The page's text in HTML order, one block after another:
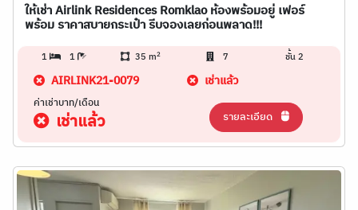
ให้เช่า Airlink Residences Romklao ห้องพร้อมอยู่ เฟอร์
พร้อม ราคาสบายกระเป๋า รีบจองเลยก่อนพลาด!!!
1 1 35 m2 7 ชั้น 2
AIRLINK21-0079 เช่าแล้ว
ค่าเช่าบาท/เดือน
เช่าแล้ว รายละเอียด